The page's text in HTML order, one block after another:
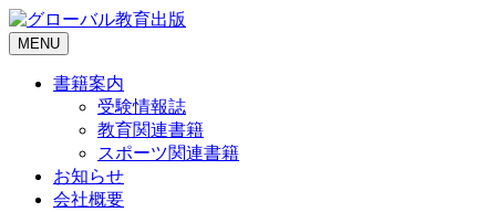
MENU
書籍案内
受験情報誌
教育関連書籍
スポーツ関連書籍
お知らせ
会社概要